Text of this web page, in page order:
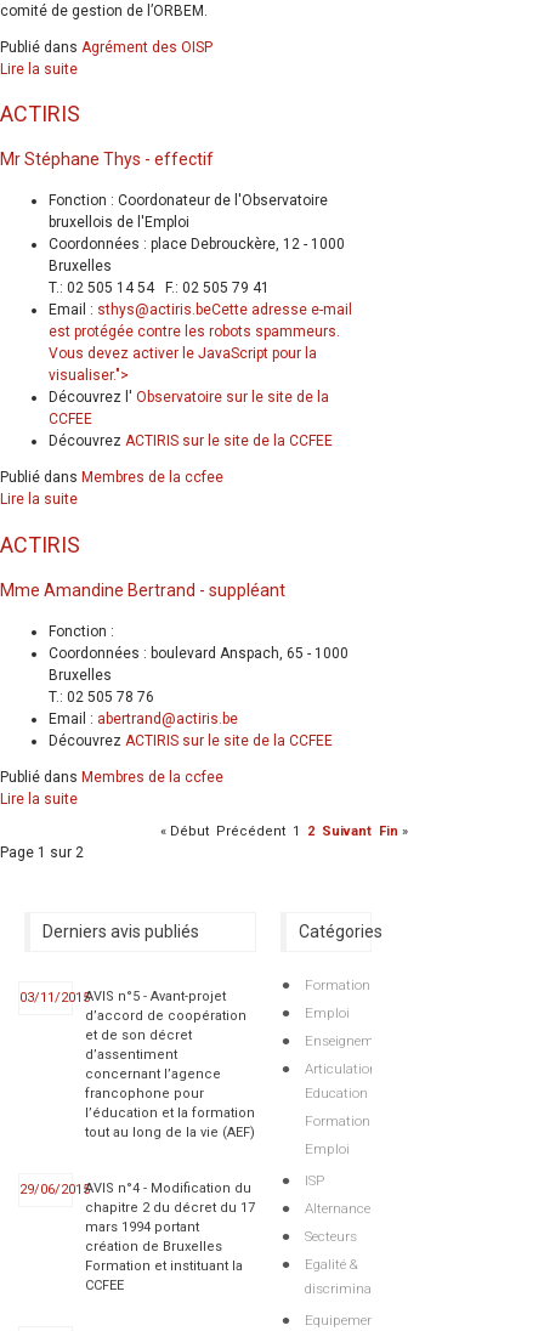
comité de gestion de l’ORBEM.
Publié dans Agrément des OISP
Lire la suite
ACTIRIS
Mr Stéphane Thys - effectif
Fonction : Coordonateur de l'Observatoire
bruxellois de l'Emploi
Coordonnées : place Debrouckère, 12 - 1000
Bruxelles
T.: 02 505 14 54 F.: 02 505 79 41
Email : sthys@actiris.beCette adresse e-mail
est protégée contre les robots spammeurs.
Vous devez activer le JavaScript pour la
visualiser.">
Découvrez l' Observatoire sur le site de la
CCFEE
Découvrez ACTIRIS sur le site de la CCFEE
Publié dans Membres de la ccfee
Lire la suite
ACTIRIS
Mme Amandine Bertrand - suppléant
Fonction :
Coordonnées : boulevard Anspach, 65 - 1000
Bruxelles
T.: 02 505 78 76
Email : abertrand@actiris.be
Découvrez ACTIRIS sur le site de la CCFEE
Publié dans Membres de la ccfee
Lire la suite
« Début Précédent 1 2 Suivant Fin »
Page 1 sur 2
Derniers avis publiés
03/11/2015AVIS n°5 - Avant-projet
d’accord de coopération
et de son décret
d’assentiment
concernant l’agence
francophone pour
l’éducation et la formation
tout au long de la vie (AEF)
29/06/2015AVIS n°4 - Modification du
chapitre 2 du décret du 17
mars 1994 portant
création de Bruxelles
Formation et instituant la
CCFEE
Catégories
Formation
Emploi
Enseignement
Articulations
Education
Formation
Emploi
ISP
Alternance
Secteurs
Egalité &
discriminations
Equipements